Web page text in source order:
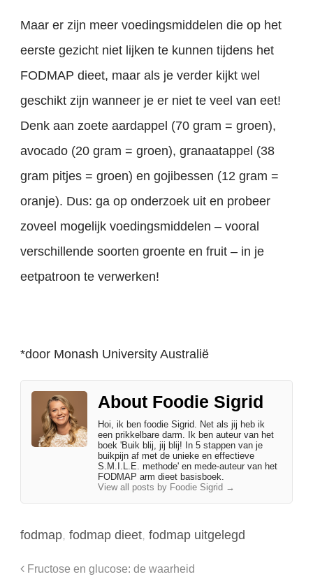
Maar er zijn meer voedingsmiddelen die op het
eerste gezicht niet lijken te kunnen tijdens het
FODMAP dieet, maar als je verder kijkt wel
geschikt zijn wanneer je er niet te veel van eet!
Denk aan zoete aardappel (70 gram = groen),
avocado (20 gram = groen), granaatappel (38
gram pitjes = groen) en gojibessen (12 gram =
oranje). Dus: ga op onderzoek uit en probeer
zoveel mogelijk voedingsmiddelen – vooral
verschillende soorten groente en fruit – in je
eetpatroon te verwerken!
*door Monash University Australië
About Foodie Sigrid
Hoi, ik ben foodie Sigrid. Net als jij heb ik
een prikkelbare darm. Ik ben auteur van het
boek 'Buik blij, jij blij! In 5 stappen van je
buikpijn af met de unieke en effectieve
S.M.I.L.E. methode' en mede-auteur van het
FODMAP arm dieet basisboek.
View all posts by Foodie Sigrid →
fodmap,fodmap dieet,fodmap uitgelegd
Fructose en glucose: de waarheid